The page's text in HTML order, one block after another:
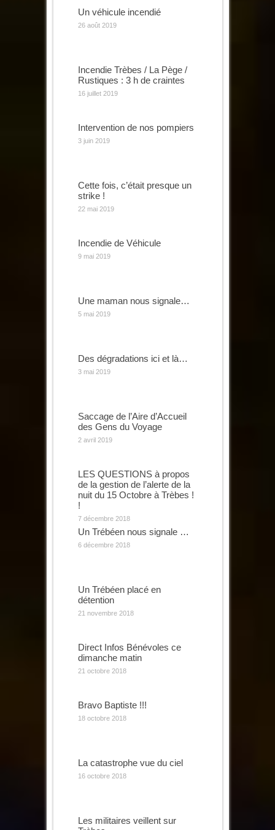
Un véhicule incendié
26 août 2019
Incendie Trèbes / La Pège /
Rustiques : 3 h de craintes
16 juillet 2019
Intervention de nos pompiers
3 juin 2019
Cette fois, c’était presque un
strike !
22 mai 2019
Incendie de Véhicule
9 mai 2019
Une maman nous signale…
5 mai 2019
Des dégradations ici et là…
3 mai 2019
Saccage de l’Aire d’Accueil
des Gens du Voyage
2 avril 2019
LES QUESTIONS à propos
de la gestion de l’alerte de la
nuit du 15 Octobre à Trèbes !
!
7 décembre 2018
Un Trébéen nous signale …
6 décembre 2018
Un Trébéen placé en
détention
21 novembre 2018
Direct Infos Bénévoles ce
dimanche matin
21 octobre 2018
Bravo Baptiste !!!
18 octobre 2018
La catastrophe vue du ciel
16 octobre 2018
Les militaires veillent sur